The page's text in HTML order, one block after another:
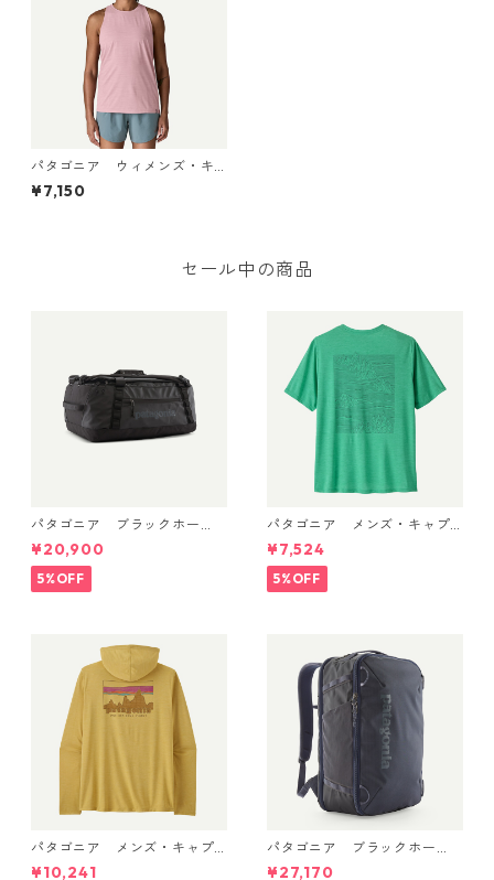
パタゴニア ウィメンズ・キ
ャプリーン・クール・ウルト
ラ・タンク Light Violet - Qu
¥7,150
セール中の商品
パタゴニア ブラックホー
ル・ダッフル 40L Black w/Bl
ack 49339 日本正規品
¥20,900
5%OFF
パタゴニア メンズ・キャプ
リーン・クール・デイリー・
シャツ（ストラタスパイア）
(カラー Feather Grey) Pat
agonia Men's Capilene® Co
¥7,524
5%OFF
パタゴニア メンズ・キャプ
リーン・クール・デイリー・
¥10,241
パタゴニア ブラックホー
ル・ミニ・MLC 30L (カラー
¥27,170